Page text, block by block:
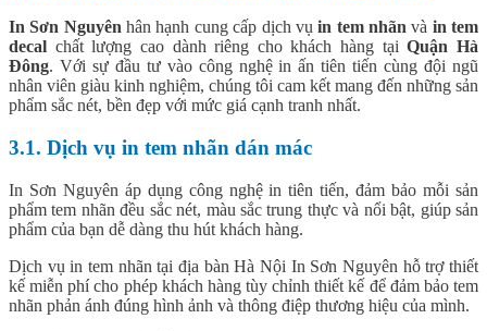
In Sơn Nguyên hân hạnh cung cấp dịch vụin tem nhãn và in tem
decal chất lượng cao dành riêng cho khách hàng tạiQuận Hà
Đông. Với sự đầu tư vào công nghệ in ấn tiên tiến cùng đội ngũ
nhân viên giàu kinh nghiệm, chúng tôi cam kết mang đến những sản
phẩm sắc nét, bền đẹp với mức giá cạnh tranh nhất.
3.1. Dịch vụ in tem nhãn dán mác
In Sơn Nguyên áp dụng công nghệ in tiên tiến, đảm bảo mỗi sản
phẩm tem nhãn đều sắc nét, màu sắc trung thực và nổi bật, giúp sản
phẩm của bạn dễ dàng thu hút khách hàng.
Dịch vụ in tem nhãn tại địa bàn Hà Nội In Sơn Nguyên hỗ trợ thiết
kế miễn phí cho phép khách hàng tùy chỉnh thiết kế để đảm bảo tem
nhãn phản ánh đúng hình ảnh và thông điệp thương hiệu của mình.